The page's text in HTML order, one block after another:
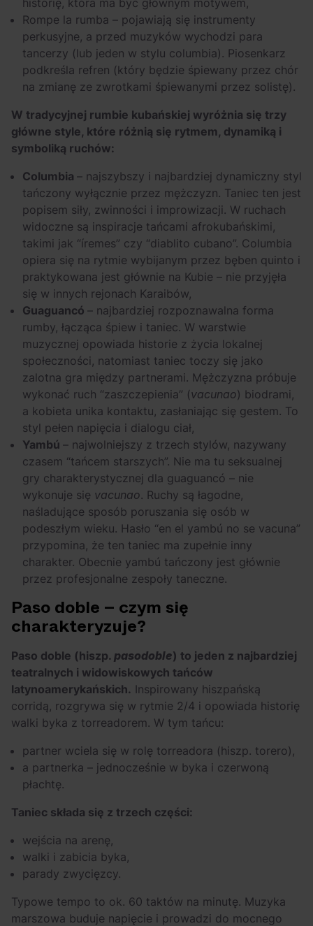
Rompe la rumba – pojawiają się instrumenty
perkusyjne, a przed muzyków wychodzi para
tancerzy (lub jeden w stylu columbia). Piosenkarz
podkreśla refren (który będzie śpiewany przez chór
na zmianę ze zwrotkami śpiewanymi przez solistę).
W tradycyjnej rumbie kubańskiej wyróżnia się trzy
główne style, które różnią się rytmem, dynamiką i
symboliką ruchów:
Columbia – najszybszy i najbardziej dynamiczny styl
tańczony wyłącznie przez mężczyzn. Taniec ten jest
popisem siły, zwinności i improwizacji. W ruchach
widoczne są inspiracje tańcami afrokubańskimi,
takimi jak “íremes” czy “diablito cubano”. Columbia
opiera się na rytmie wybijanym przez bęben quinto i
praktykowana jest głównie na Kubie – nie przyjęła
się w innych rejonach Karaibów,
Guaguancó – najbardziej rozpoznawalna forma
rumby, łącząca śpiew i taniec. W warstwie
muzycznej opowiada historie z życia lokalnej
społeczności, natomiast taniec toczy się jako
zalotna gra między partnerami. Mężczyzna próbuje
wykonać ruch “zaszczepienia” (vacunao) biodrami,
a kobieta unika kontaktu, zasłaniając się gestem. To
styl pełen napięcia i dialogu ciał,
Yambú – najwolniejszy z trzech stylów, nazywany
czasem “tańcem starszych”. Nie ma tu seksualnej
gry charakterystycznej dla guaguancó – nie
wykonuje się vacunao. Ruchy są łagodne,
naśladujące sposób poruszania się osób w
podeszłym wieku. Hasło “en el yambú no se vacuna”
przypomina, że ten taniec ma zupełnie inny
charakter. Obecnie yambú tańczony jest głównie
przez profesjonalne zespoły taneczne.
Paso doble – czym się
charakteryzuje?
Paso doble (hiszp. pasodoble) to jeden z najbardziej
teatralnych i widowiskowych tańców
latynoamerykańskich. Inspirowany hiszpańską
corridą, rozgrywa się w rytmie 2/4 i opowiada historię
walki byka z torreadorem. W tym tańcu:
partner wciela się w rolę torreadora (hiszp. torero),
a partnerka – jednocześnie w byka i czerwoną
płachtę.
Taniec składa się z trzech części:
wejścia na arenę,
walki i zabicia byka,
parady zwycięzcy.
Typowe tempo to ok. 60 taktów na minutę. Muzyka
marszowa buduje napięcie i prowadzi do mocnego